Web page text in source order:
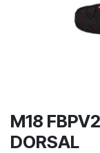
M18
DORSAL